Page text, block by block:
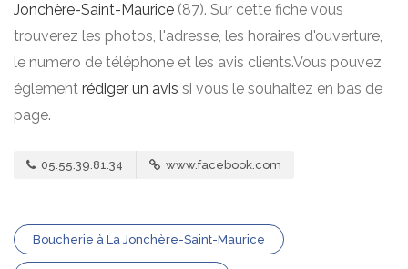
Jonchère-Saint-Maurice (87). Sur cette fiche vous
trouverez les photos, l'adresse, les horaires d'ouverture,
le numero de téléphone et les avis clients.Vous pouvez
églement rédiger un avis si vous le souhaitez en bas de
page.
05.55.39.81.34 www.facebook.com
Boucherie à La Jonchère-Saint-Maurice